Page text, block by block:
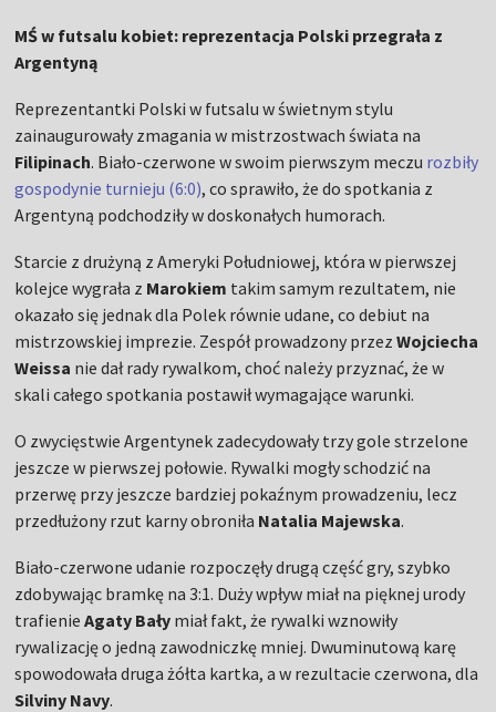
MŚ w futsalu kobiet: reprezentacja Polski przegrała z
Argentyną
Reprezentantki Polski w futsalu w świetnym stylu
zainaugurowały zmagania w mistrzostwach świata na
Filipinach. Biało-czerwone w swoim pierwszym meczu rozbiły
gospodynie turnieju (6:0), co sprawiło, że do spotkania z
Argentyną podchodziły w doskonałych humorach.
Starcie z drużyną z Ameryki Południowej, która w pierwszej
kolejce wygrała z Marokiem takim samym rezultatem, nie
okazało się jednak dla Polek równie udane, co debiut na
mistrzowskiej imprezie. Zespół prowadzony przezWojciecha
Weissa nie dał rady rywalkom, choć należy przyznać, że w
skali całego spotkania postawił wymagające warunki.
O zwycięstwie Argentynek zadecydowały trzy gole strzelone
jeszcze w pierwszej połowie. Rywalki mogły schodzić na
przerwę przy jeszcze bardziej pokaźnym prowadzeniu, lecz
przedłużony rzut karny obroniła Natalia Majewska.
Biało-czerwone udanie rozpoczęły drugą część gry, szybko
zdobywając bramkę na 3:1. Duży wpływ miał na pięknej urody
trafienieAgaty Bały miał fakt, że rywalki wznowiły
rywalizację o jedną zawodniczkę mniej. Dwuminutową karę
spowodowała druga żółta kartka, a w rezultacie czerwona, dla
Silviny Navy.